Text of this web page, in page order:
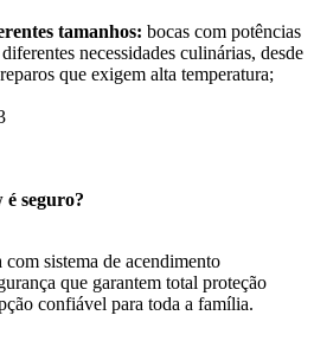
tamanhos: bocas com potências
necessidades culinárias, desde
que exigem alta temperatura;
seguro?
com sistema de acendimento
que garantem total proteção
confiável para toda a família.